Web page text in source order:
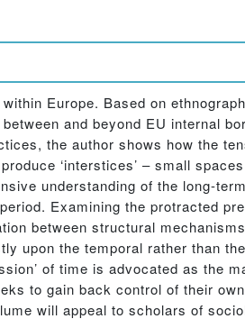
Europe. Based on
and beyond EU internal
the author shows how the
‘interstices’ – small
understanding of the long-
Examining the protracted
between structural
upon the temporal rather than
of time is advocated as the
to gain back control of their
will appeal to scholars of